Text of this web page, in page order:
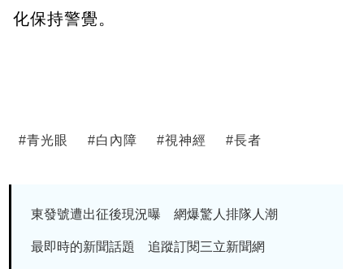
化保持警覺。
#青光眼 #白內障 #視神經 #長者
東發號遭出征後現況曝 網爆驚人排隊人潮
最即時的新聞話題 追蹤訂閱三立新聞網